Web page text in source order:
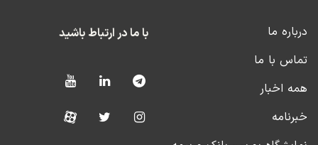
درباره ما
تماس با ما
همه اخبار
خبرنامه
با ما در ارتباط باشید